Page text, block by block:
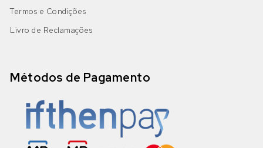
Termos e Condições
Livro de Reclamações
Métodos de Pagamento